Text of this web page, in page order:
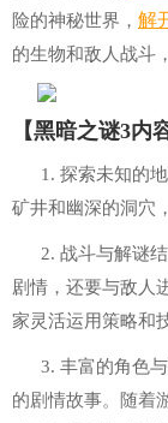
险的神秘世界， 解
的生物和敌人战斗
【黑暗之谜3内
1. 探索未知的
矿井和幽深的洞穴
2. 战斗与解谜
剧情，还要与敌人
家灵活运用策略和
3. 丰富的角色
的剧情故事。随着